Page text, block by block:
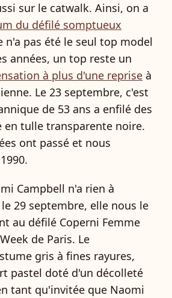
sur le catwalk. Ainsi, on a
du défilé somptueux
n'a pas été le seul top model
années, un top reste un
à plus d'une reprise à
Le 23 septembre, c'est
de 53 ans a enfilé des
en tulle transparente noire.
ont passé et nous
Campbell n'a rien à
29 septembre, elle nous le
au défilé Coperni Femme
de Paris. Le
gris à fines rayures,
pastel doté d'un décolleté
tant qu'invitée que Naomi